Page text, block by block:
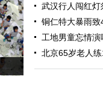
武汉行人闯红
铜仁特大暴雨
工地男童忘情
北京65岁老人